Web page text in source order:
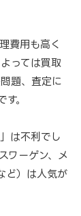
費用も高く
っては買取
題、査定に
。
は不利でし
ワーゲン、メ
ど）は人気が